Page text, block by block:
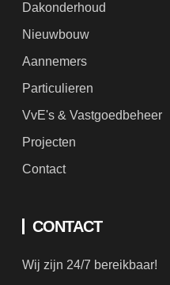
Dakonderhoud
Nieuwbouw
Aannemers
Particulieren
VvE's & Vastgoedbeheer
Projecten
Contact
CONTACT
Wij zijn 24/7 bereikbaar!